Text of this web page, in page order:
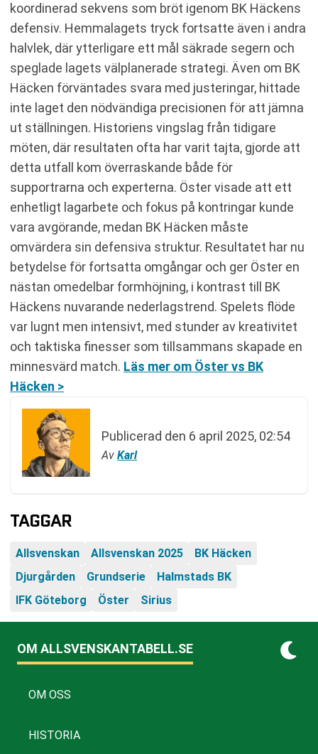
koordinerad sekvens som bröt igenom BK Häckens
defensiv. Hemmalagets tryck fortsatte även i andra
halvlek, där ytterligare ett mål säkrade segern och
speglade lagets välplanerade strategi. Även om BK
Häcken förväntades svara med justeringar, hittade
inte laget den nödvändiga precisionen för att jämna
ut ställningen. Historiens vingslag från tidigare
möten, där resultaten ofta har varit tajta, gjorde att
detta utfall kom överraskande både för
supportrarna och experterna. Öster visade att ett
enhetligt lagarbete och fokus på kontringar kunde
vara avgörande, medan BK Häcken måste
omvärdera sin defensiva struktur. Resultatet har nu
betydelse för fortsatta omgångar och ger Öster en
nästan omedelbar formhöjning, i kontrast till BK
Häckens nuvarande nederlagstrend. Spelets flöde
var lugnt men intensivt, med stunder av kreativitet
och taktiska finesser som tillsammans skapade en
minnesvärd match. Läs mer om Öster vs BK
Häcken >
Publicerad den 6 april 2025, 02:54
Av Karl
TAGGAR
Allsvenskan Allsvenskan 2025
BK Häcken
Djurgården
Grundserie
Halmstads BK
IFK Göteborg
Öster Sirius
OM ALLSVENSKANTABELL.SE
OM OSS
HISTORIA